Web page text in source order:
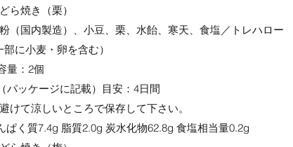
ら焼き（栗）
（国内製造）、小豆、栗、水飴、寒天、食塩／トレハロー
に小麦・卵を含む）
量：2個
パッケージに記載）目安：4日間
けて涼しいところで保存して下さい。
く質7.4g 脂質2.0g 炭水化物62.8g 食塩相当量0.2g